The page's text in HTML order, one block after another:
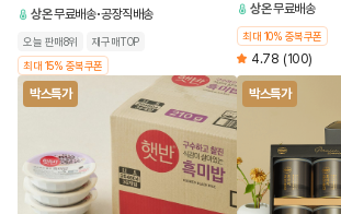
상온무료배송 공장직배송
오늘 판매8위
재구매TOP
최대 15% 중복쿠폰
상온무료배송
최대 10% 중복쿠폰
4.78 (100)
박스특가 박스특가